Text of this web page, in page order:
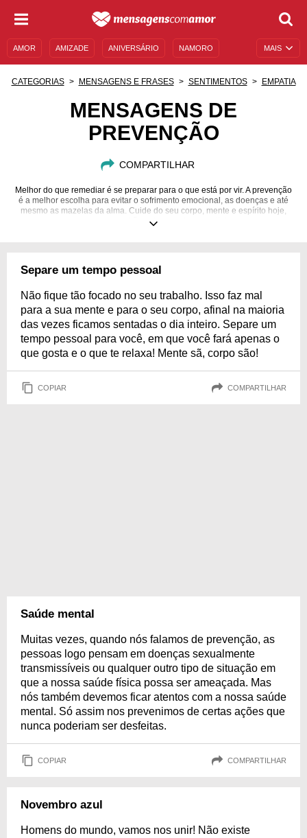
MAIS
AMOR AMIZADE ANIVERSÁRIO NAMORO
MENSAGENS E FRASES MENSAGENS DE ANIVERSÁRIO
CATEGORIAS MENSAGENS E FRASES SENTIMENTOS EMPATIA
MENSAGENS DE
PREVENÇÃO
COMPARTILHAR
Melhor do que remediar é se preparar para o que está por vir. A prevenção
é a melhor escolha para evitar o sofrimento emocional, as doenças e até
mesmo as mazelas da alma. Cuide do seu corpo, mente e espírito hoje,
para o amanhã ser bem mais tranquilo!
Separe um tempo pessoal
Não fique tão focado no seu trabalho. Isso faz mal
para a sua mente e para o seu corpo, afinal na maioria
das vezes ficamos sentadas o dia inteiro. Separe um
tempo pessoal para você, em que você fará apenas o
que gosta e o que te relaxa! Mente sã, corpo são!
COPIAR COMPARTILHAR
Saúde mental
Muitas vezes, quando nós falamos de prevenção, as
pessoas logo pensam em doenças sexualmente
transmissíveis ou qualquer outro tipo de situação em
que a nossa saúde física possa ser ameaçada. Mas
nós também devemos ficar atentos com a nossa saúde
mental. Só assim nos prevenimos de certas ações que
nunca poderiam ser desfeitas.
COPIAR COMPARTILHAR
Novembro azul
Homens do mundo, vamos nos unir! Não existe